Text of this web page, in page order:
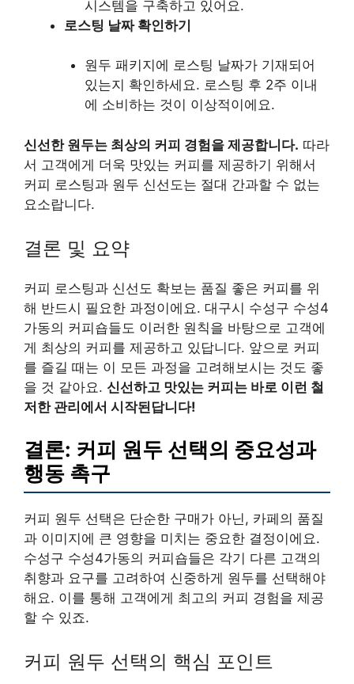
시스템을 구축하고 있어요.
로스팅 날짜 확인하기
원두 패키지에 로스팅 날짜가 기재되어
있는지 확인하세요. 로스팅 후 2주 이내
에 소비하는 것이 이상적이에요.
신선한 원두는 최상의 커피 경험을 제공합니다. 따라
서 고객에게 더욱 맛있는 커피를 제공하기 위해서
커피 로스팅과 원두 신선도는 절대 간과할 수 없는
요소랍니다.
결론 및 요약
커피 로스팅과 신선도 확보는 품질 좋은 커피를 위
해 반드시 필요한 과정이에요. 대구시 수성구 수성4
가동의 커피숍들도 이러한 원칙을 바탕으로 고객에
게 최상의 커피를 제공하고 있답니다. 앞으로 커피
를 즐길 때는 이 모든 과정을 고려해보시는 것도 좋
을 것 같아요. 신선하고 맛있는 커피는 바로 이런 철
저한 관리에서 시작된답니다!
결론: 커피 원두 선택의 중요성과
행동 촉구
커피 원두 선택은 단순한 구매가 아닌, 카페의 품질
과 이미지에 큰 영향을 미치는 중요한 결정이에요.
수성구 수성4가동의 커피숍들은 각기 다른 고객의
취향과 요구를 고려하여 신중하게 원두를 선택해야
해요. 이를 통해 고객에게 최고의 커피 경험을 제공
할 수 있죠.
커피 원두 선택의 핵심 포인트